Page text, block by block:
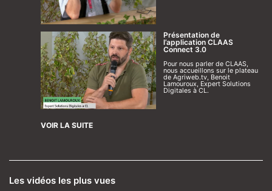
Présentation de
l’application CLAAS
Connect 3.0
Pour nous parler de CLAAS,
nous accueillons sur le plateau
de Agriweb.tv, Benoit
Lamouroux, Expert Solutions
Digitales à CL.
VOIR LA SUITE
Les vidéos les plus vues